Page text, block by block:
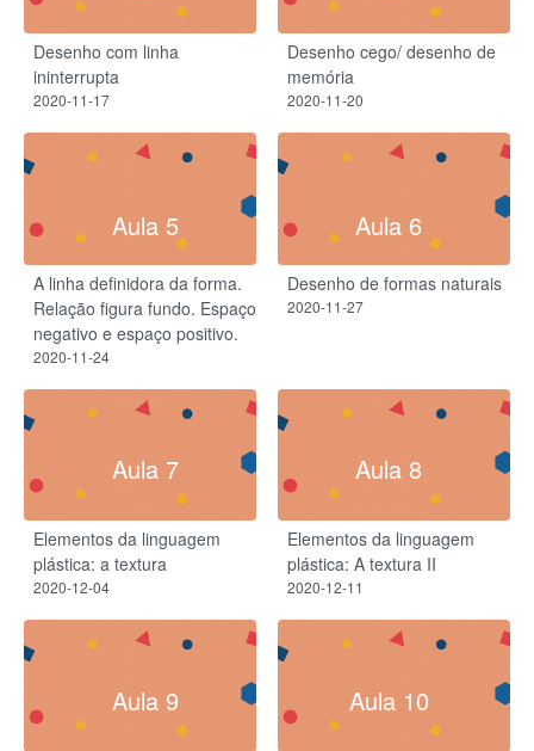
Desenho com linha
ininterrupta
2020-11-17
Desenho cego/ desenho de
memória
2020-11-20
Aula 5
A linha definidora da forma.
Relação figura fundo. Espaço
negativo e espaço positivo.
2020-11-24
Aula 6
Desenho de formas naturais
2020-11-27
Aula 7
Elementos da linguagem
plástica: a textura
2020-12-04
Aula 8
Elementos da linguagem
plástica: A textura II
2020-12-11
Aula 9 Aula 10